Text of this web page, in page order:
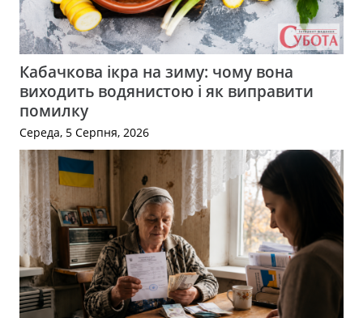
Кабачкова ікра на зиму: чому вона
виходить водянистою і як виправити
помилку
Середа, 5 Серпня, 2026